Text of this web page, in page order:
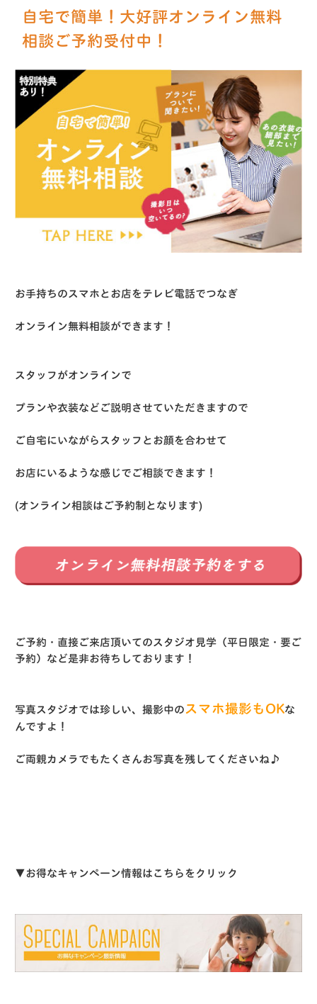
自宅で簡単！大好評オンライン無料
相談ご予約受付中！
お手持ちのスマホとお店をテレビ電話でつなぎ
オンライン無料相談ができます！
スタッフがオンラインで
プランや衣装などご説明させていただきますので
ご自宅にいながらスタッフとお顔を合わせて
お店にいるような感じでご相談できます！
(オンライン相談はご予約制となります)
ご予約・直接ご来店頂いてのスタジオ見学（平日限定・要ご
予約）など是非お待ちしております！
写真スタジオでは珍しい、撮影中の スマホ撮影もOKな
んですよ！
ご両親カメラでもたくさんお写真を残してくださいね♪
▼お得なキャンペーン情報はこちらをクリック